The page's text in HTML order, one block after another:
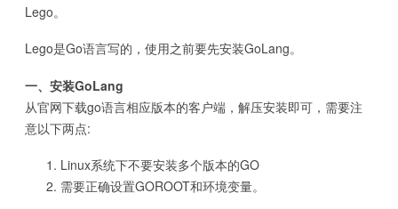
Lego。
Lego是Go语言写的，使用之前要先安装GoLang。
一、安装GoLang
从官网下载go语言相应版本的客户端，解压安装即可，需要注
意以下两点:
Linux系统下不要安装多个版本的GO
需要正确设置GOROOT和环境变量。